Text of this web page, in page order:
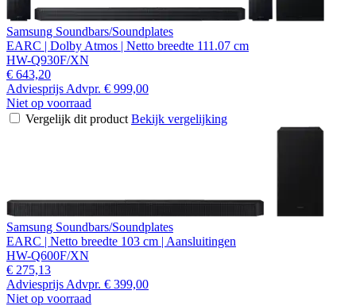
Samsung Soundbars/Soundplates
EARC | Dolby Atmos | Netto breedte 111.07 cm
HW-Q930F/XN
€ 643,20
Adviesprijs Advpr. € 999,00
Niet op voorraad
Vergelijk dit product Bekijk vergelijking
Samsung Soundbars/Soundplates
EARC | Netto breedte 103 cm | Aansluitingen
HW-Q600F/XN
€ 275,13
Adviesprijs Advpr. € 399,00
Niet op voorraad